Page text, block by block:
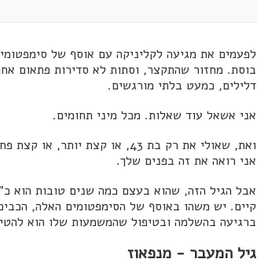
לפעמים את מגיעה לקליניקה עם אוסף של
בוסת. מחזור שהתקצר, וסתות לא סדירות פתאום
דלילים, כמעט בלתי מורגשים.
אני אשאל עוד שאלות. מכל מיני תחומים.
ואת, שאולי את רק בת 43, או
אני רואה את זה בפנים שלך.
אבל הגיל הזה, שהוא בעצם כמה שנים טובות הוא
קיים. יש משהו באוסף של הסימפטומים האלה,
ברגיעה בהשלמה ובטיפול שהמשמעות שלו הוא
גיל המעבר - מנפאוז